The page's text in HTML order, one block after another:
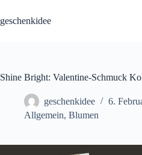
content
geschenkidee
Shine Bright: Valentine-Schmuck
geschenkidee
6.
Allgemein, Blumen